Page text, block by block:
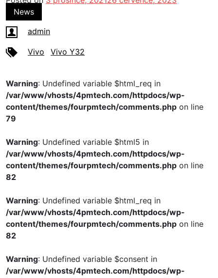
News
admin
Vivo Vivo Y32
Warning: Undefined variable $html_req in
/var/www/vhosts/4pmtech.com/httpdocs/wp-
content/themes/fourpmtech/comments.php on line
79
Warning: Undefined variable $html5 in
/var/www/vhosts/4pmtech.com/httpdocs/wp-
content/themes/fourpmtech/comments.php on line
82
Warning: Undefined variable $html_req in
/var/www/vhosts/4pmtech.com/httpdocs/wp-
content/themes/fourpmtech/comments.php on line
82
Warning: Undefined variable $consent in
/var/www/vhosts/4pmtech.com/httpdocs/wp-